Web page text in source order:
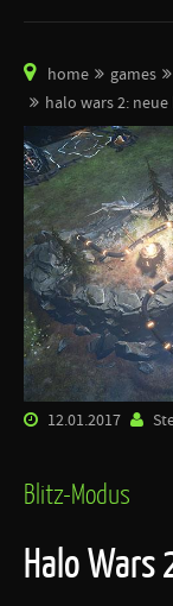
home games
halo wars 2:
12.01.2017
Blitz-Modus
Halo Wars